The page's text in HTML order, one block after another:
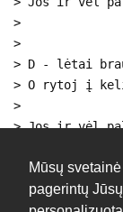
Mūsų
pagerintų
>
>
> D - lėtai
> O rytoj į
>
> Jos ir vėl